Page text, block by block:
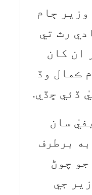
ڄام
رٿ تي
ان کان
ڪمال وڏ
ڏئي ڇڏي.
سان
برطرف
چوڻ
جي